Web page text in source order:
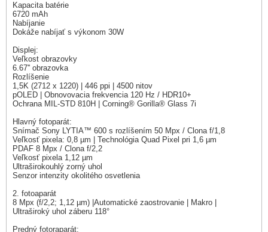
Kapacita batérie
6720 mAh
Nabíjanie
Dokáže nabíjať s výkonom 30W
Displej:
Veľkost obrazovky
6.67'' obrazovka
Rozlíšenie
1,5K (2712 x 1220) | 446 ppi | 4500 nitov
pOLED | Obnovovacia frekvencia 120 Hz / HDR10+
Ochrana MIL-STD 810H | Corning® Gorilla® Glass 7i
Hlavný fotoparát:
Snímač Sony LYTIA™ 600 s rozlíšením 50 Mpx / Clona f/1,8
Veľkosť pixela: 0,8 µm | Technológia Quad Pixel pri 1,6 µm
PDAF 8 Mpx / Clona f/2,2
Veľkosť pixela 1,12 µm
Ultraširokouhlý zorný uhol
Senzor intenzity okolitého osvetlenia
2. fotoaparát
8 Mpx (f/2,2; 1,12 µm) |Automatické zaostrovanie | Makro |
Ultraširoký uhol záberu 118°
Predný fotoraparát: